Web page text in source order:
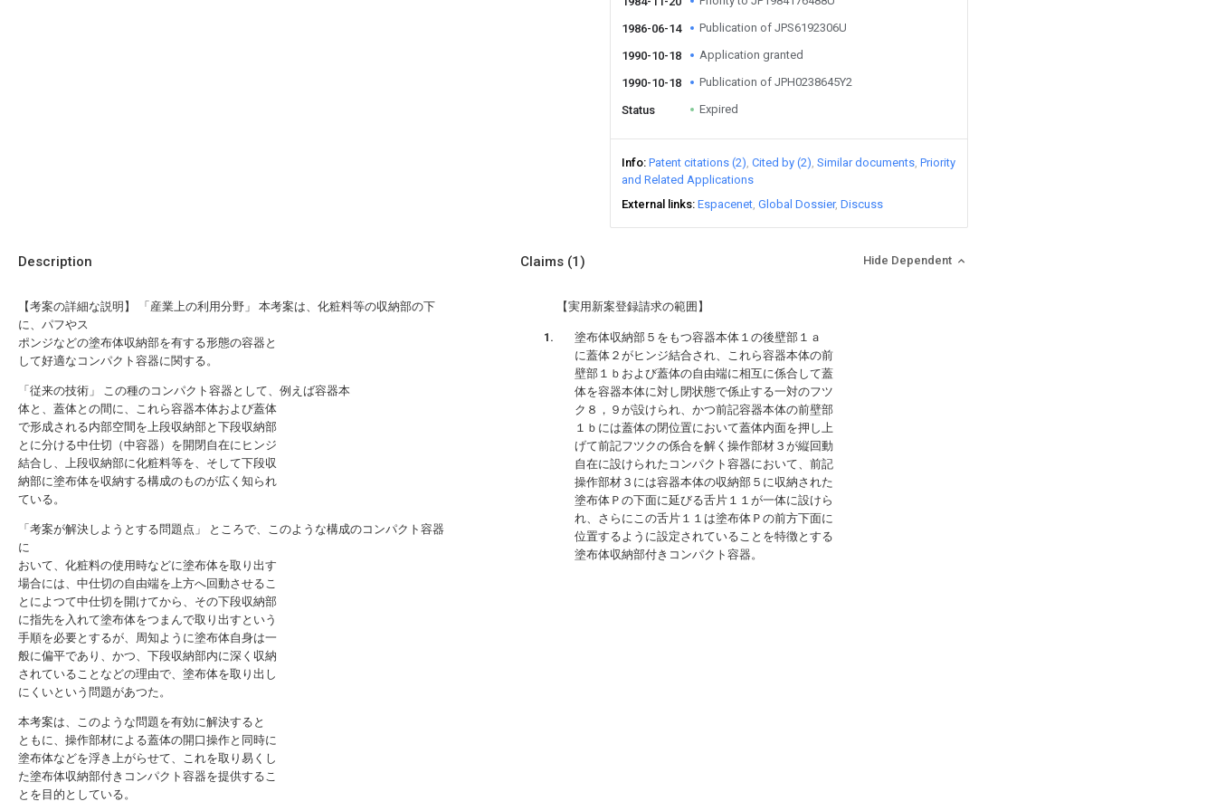
1986-06-14 Publication of JPS6192306U
1990-10-18 Application granted
1990-10-18 Publication of JPH0238645Y2
Status Expired
Info Patent citations (2) Cited by (2) Similar documents Priority
and Related Applications
External links Espacenet Global Dossier Discuss
Description
【考案の詳細な説明】 「産業上の利用分野」 本考案は、化粧料等の収納部の下
に、パフやス
ポンジなどの塗布体収納部を有する形態の容器と
して好適なコンパクト容器に関する。
「従来の技術」 この種のコンパクト容器として、例えば容器本
体と、蓋体との間に、これら容器本体および蓋体
で形成される内部空間を上段収納部と下段収納部
とに分ける中仕切（中容器）を開閉自在にヒンジ
結合し、上段収納部に化粧料等を、そして下段収
納部に塗布体を収納する構成のものが広く知られ
ている。
「考案が解決しようとする問題点」 ところで、このような構成のコンパクト容器
に
おいて、化粧料の使用時などに塗布体を取り出す
場合には、中仕切の自由端を上方へ回動させるこ
とによつて中仕切を開けてから、その下段収納部
に指先を入れて塗布体をつまんで取り出すという
手順を必要とするが、周知ように塗布体自身は一
般に偏平であり、かつ、下段収納部内に深く収納
されていることなどの理由で、塗布体を取り出し
にくいという問題があつた。
本考案は、このような問題を有効に解決すると
ともに、操作部材による蓋体の開口操作と同時に
塗布体などを浮き上がらせて、これを取り易くし
た塗布体収納部付きコンパクト容器を提供するこ
とを目的としている。
Claims (1) Hide Dependent
【実用新案登録請求の範囲】
塗布体収納部５をもつ容器本体１の後壁部１ａ
に蓋体２がヒンジ結合され、これら容器本体の前
壁部１ｂおよび蓋体の自由端に相互に係合して蓋
体を容器本体に対し閉状態で係止する一対のフツ
ク８，９が設けられ、かつ前記容器本体の前壁部
１ｂには蓋体の閉位置において蓋体内面を押し上
げて前記フツクの係合を解く操作部材３が縦回動
自在に設けられたコンパクト容器において、前記
操作部材３には容器本体の収納部５に収納された
塗布体Ｐの下面に延びる舌片１１が一体に設けら
れ、さらにこの舌片１１は塗布体Ｐの前方下面に
位置するように設定されていることを特徴とする
塗布体収納部付きコンパクト容器。